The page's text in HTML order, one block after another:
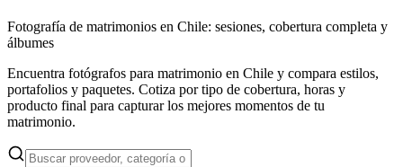
Fotografía de matrimonios en Chile: sesiones, cobertura completa y
álbumes
Encuentra fotógrafos para matrimonio en Chile y compara estilos,
portafolios y paquetes. Cotiza por tipo de cobertura, horas y
producto final para capturar los mejores momentos de tu
matrimonio.